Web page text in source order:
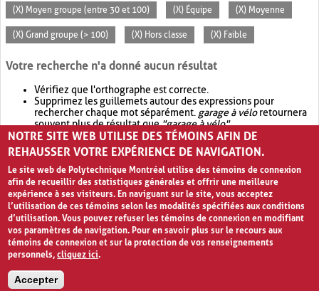
(X) Moyen groupe (entre 30 et 100) (X) Équipe (X) Moyenne
(X) Grand groupe (> 100) (X) Hors classe (X) Faible
Votre recherche n'a donné aucun résultat
Vérifiez que l'orthographe est correcte.
Supprimez les guillemets autour des expressions pour
rechercher chaque mot séparément. garage à véloretournera
souvent plus de résultat que"garage à vélo".
Envisagez d'élargir votre recherche avec OR.garage OR vélo
retournera souvent plus de résultat quegarage à vélo
NOTRE SITE WEB UTILISE DES TÉMOINS AFIN DE
REHAUSSER VOTRE EXPÉRIENCE DE NAVIGATION.
Le site web de Polytechnique Montréal utilise des témoins de connexion
afin de recueillir des statistiques générales et offrir une meilleure
expérience à ses visiteurs. En naviguant sur le site, vous acceptez
l’utilisation de ces témoins selon les modalités spécifiées aux conditions
d’utilisation. Vous pouvez refuser les témoins de connexion en modifiant
vos paramètres de navigation. Pour en savoir plus sur le recours aux
témoins de connexion et sur la protection de vos renseignements
personnels,cliquez ici.
Accepter